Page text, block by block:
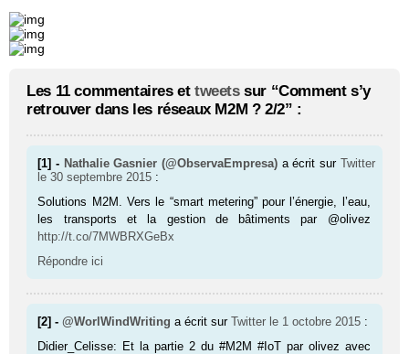
Les 11 commentaires et tweetssur “Comment s’y
retrouver dans les réseaux M2M ? 2/2” :
[1] - Nathalie Gasnier (@ObservaEmpresa) a écrit sur Twitter
le 30 septembre 2015 :
Solutions M2M. Vers le “smart metering” pour l’énergie, l’eau,
les transports et la gestion de bâtiments par @olivez
http://t.co/7MWBRXGeBx
Répondre ici
[2] -@WorlWindWriting a écrit surTwitter le 1 octobre 2015 :
Didier_Celisse: Et la partie 2 du #M2M #IoT par olivez avec